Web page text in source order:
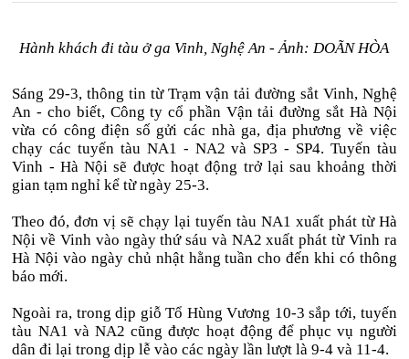
Hành khách đi tàu ở ga Vinh, Nghệ An - Ảnh: DOÃN HÒA
Sáng 29-3, thông tin từ Trạm vận tải đường sắt Vinh, Nghệ
An - cho biết, Công ty cổ phần Vận tải đường sắt Hà Nội
vừa có công điện số gửi các nhà ga, địa phương về việc
chạy các tuyến tàu NA1 - NA2 và SP3 - SP4. Tuyến tàu
Vinh - Hà Nội sẽ được hoạt động trở lại sau khoảng thời
gian tạm nghỉ kể từ ngày 25-3.
Theo đó, đơn vị sẽ chạy lại tuyến tàu NA1 xuất phát từ Hà
Nội về Vinh vào ngày thứ sáu và NA2 xuất phát từ Vinh ra
Hà Nội vào ngày chủ nhật hằng tuần cho đến khi có thông
báo mới.
Ngoài ra, trong dịp giỗ Tổ Hùng Vương 10-3 sắp tới, tuyến
tàu NA1 và NA2 cũng được hoạt động để phục vụ người
dân đi lại trong dịp lễ vào các ngày lần lượt là 9-4 và 11-4.